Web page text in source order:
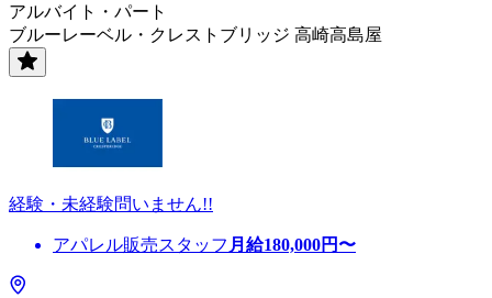
アルバイト・パート
ブルーレーベル・クレストブリッジ 高崎高島屋
経験・未経験問いません!!
アパレル販売スタッフ 月給180,000円〜